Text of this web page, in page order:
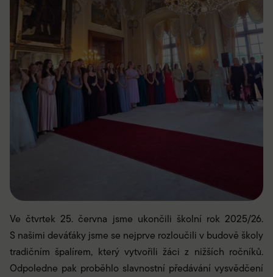
Ve čtvrtek 25. června jsme ukončili školní rok 2025/26.
S našimi deváťáky jsme se nejprve rozloučili v budově školy
tradičním špalírem, který vytvořili žáci z nižších ročníků.
Odpoledne pak proběhlo slavnostní předávání vysvědčení